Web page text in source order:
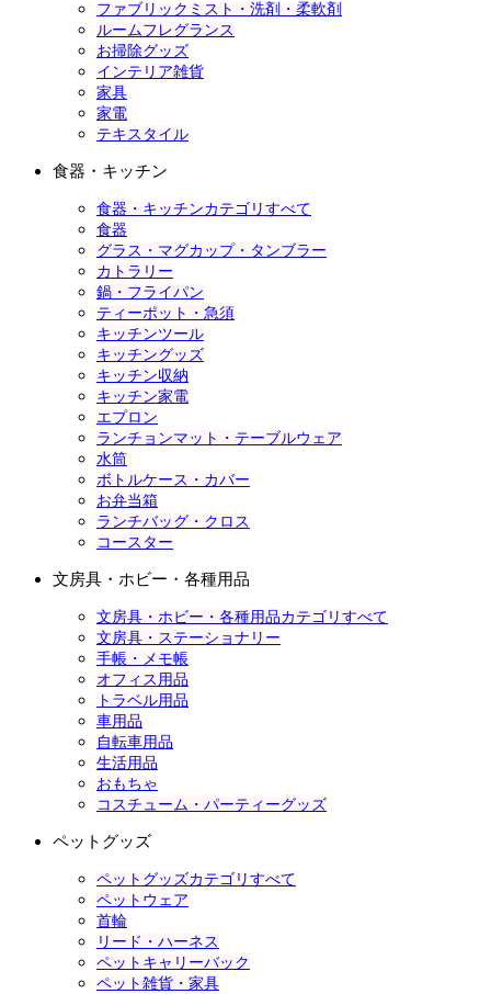
ファブリックミスト・洗剤・柔軟剤
ルームフレグランス
お掃除グッズ
インテリア雑貨
家具
家電
テキスタイル
食器・キッチン
食器・キッチンカテゴリすべて
食器
グラス・マグカップ・タンブラー
カトラリー
鍋・フライパン
ティーポット・急須
キッチンツール
キッチングッズ
キッチン収納
キッチン家電
エプロン
ランチョンマット・テーブルウェア
水筒
ボトルケース・カバー
お弁当箱
ランチバッグ・クロス
コースター
文房具・ホビー・各種用品
文房具・ホビー・各種用品カテゴリすべて
文房具・ステーショナリー
手帳・メモ帳
オフィス用品
トラベル用品
車用品
自転車用品
生活用品
おもちゃ
コスチューム・パーティーグッズ
ペットグッズ
ペットグッズカテゴリすべて
ペットウェア
首輪
リード・ハーネス
ペットキャリーバック
ペット雑貨・家具